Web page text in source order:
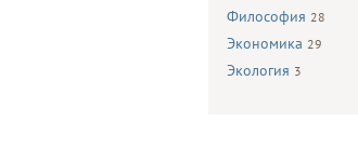
Философия 28
Экономика 29
Экология 3